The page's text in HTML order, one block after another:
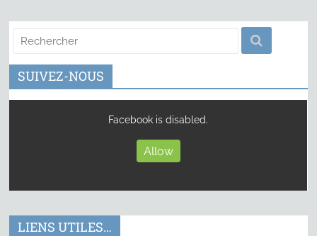
SUIVEZ-NOUS
Facebook is disabled.
Allow
LIENS UTILES…